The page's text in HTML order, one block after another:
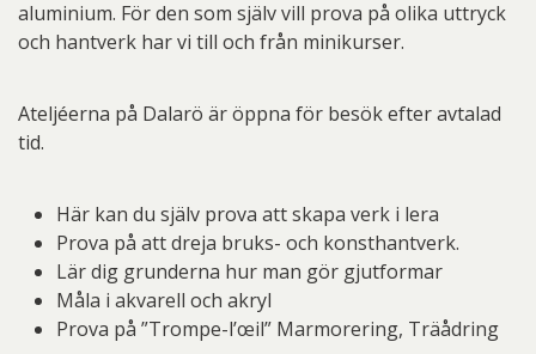
aluminium. För den som själv vill prova på olika uttryck
och hantverk har vi till och från minikurser.
Ateljéerna på Dalarö är öppna för besök efter avtalad
tid.
Här kan du själv prova att skapa verk i lera
Prova på att dreja bruks- och konsthantverk.
Lär dig grunderna hur man gör gjutformar
Måla i akvarell och akryl
Prova på ”Trompe-l’œil” Marmorering, Träådring